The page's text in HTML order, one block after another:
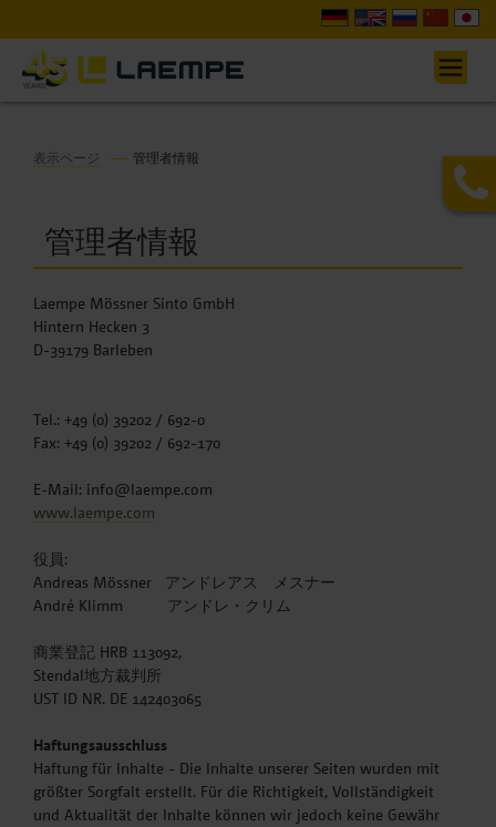
表示ページ 管理者情報
管理者情報
Laempe Mössner Sinto GmbH
Hintern Hecken 3
D-39179 Barleben
Tel.: +49 (0) 39202 / 692-0
Fax: +49 (0) 39202 / 692-170
E-Mail: info@laempe.com
www.laempe.com
役員:
Andreas Mössner アンドレアス メスナー
André Klimm アンドレ・クリム
商業登記 HRB 113092,
Stendal地方裁判所
UST ID NR. DE 142403065
Haftungsausschluss
Haftung für Inhalte - Die Inhalte unserer Seiten wurden mit
größter Sorgfalt erstellt. Für die Richtigkeit, Vollständigkeit
und Aktualität der Inhalte können wir jedoch keine Gewähr